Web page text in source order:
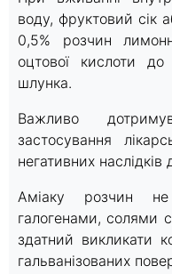
воду, фруктовий сік
0,5% розчин
оцтової кислоти до
шлунка.
Важливо
застосування
негативних
Аміаку розчин
галогенами, солями
здатний викликати
гальванізованих